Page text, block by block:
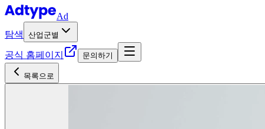
Ad
탐색
산업군별
공식 홈페이지 문의하기
목록으로